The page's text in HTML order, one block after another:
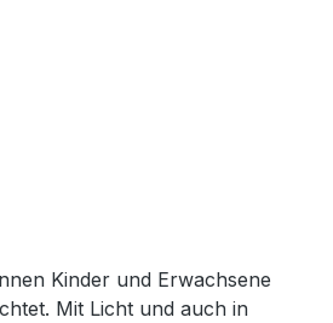
Kinder und Erwachsene
Mit Licht und auch in